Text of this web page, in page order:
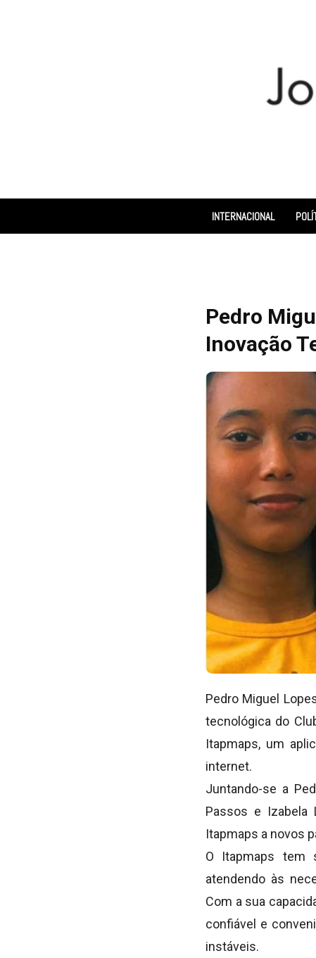
INTERNACIONAL
Pedro
Inovação
Pedro Miguel
tecnológica do
Itapmaps, um
internet.
Juntando-se a
Passos e Izabela
Itapmaps a novos
O Itapmaps tem
atendendo às
Com a sua
confiável e
instáveis.